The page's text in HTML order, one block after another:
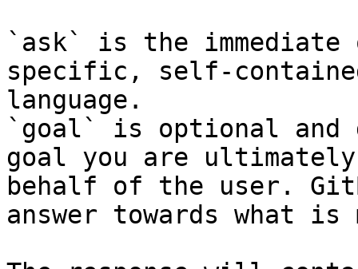
`ask` is the
specific, self-
language.
`goal` is optional and
goal you are
behalf of the user.
answer towards what